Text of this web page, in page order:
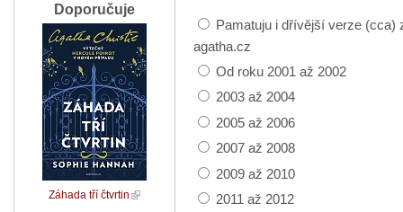
Pamatuju i dřívější verze (cca)
agatha.cz
Od roku 2001 až 2002
2003 až 2004
2005 až 2006
2007 až 2008
2009 až 2010
2011 až 2012
Doporučuje
Záhada tří čtvrtin